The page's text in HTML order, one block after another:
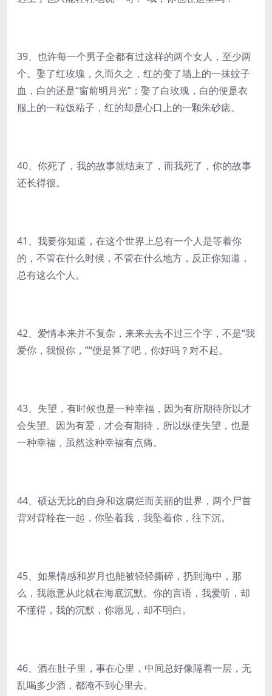
39、也许每一个男子全都有过这样的两个女人，至少两
个。娶了红玫瑰，久而久之，红的变了墙上的一抹蚊子
血，白的还是“窗前明月光”；娶了白玫瑰，白的便是衣
服上的一粒饭粘子，红的却是心口上的一颗朱砂痣。
40、你死了，我的故事就结束了，而我死了，你的故事
还长得很。
41、我要你知道，在这个世界上总有一个人是等着你
的，不管在什么时候，不管在什么地方，反正你知道，
总有这么个人。
42、爱情本来并不复杂，来来去去不过三个字，不是“我
爱你，我恨你，”“便是算了吧，你好吗？对不起。
43、失望，有时候也是一种幸福，因为有所期待所以才
会失望。因为有爱，才会有期待，所以纵使失望，也是
一种幸福，虽然这种幸福有点痛。
44、硕达无比的自身和这腐烂而美丽的世界，两个尸首
背对背栓在一起，你坠着我，我坠着你，往下沉。
45、如果情感和岁月也能被轻轻撕碎，扔到海中，那
么，我愿意从此就在海底沉默。你的言语，我爱听，却
不懂得，我的沉默，你愿见，却不明白。
46、酒在肚子里，事在心里，中间总好像隔着一层，无
乱喝多少酒，都淹不到心里去。